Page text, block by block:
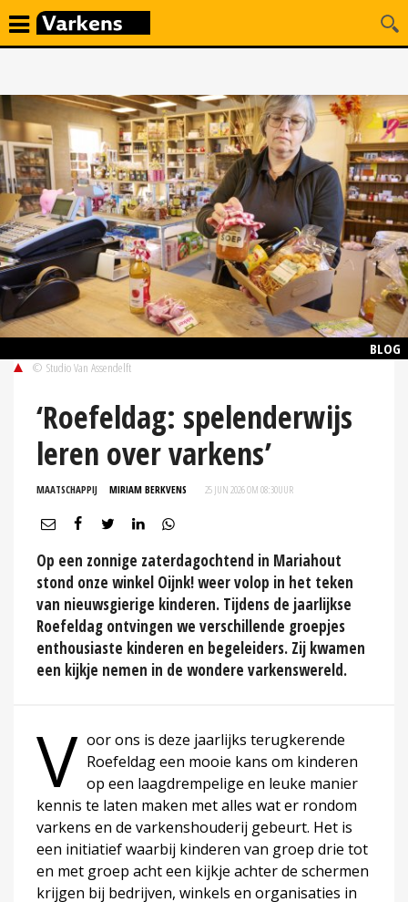
BLOG
© Studio Van Assendelft
‘Roefeldag: spelenderwijs
leren over varkens’
MAATSCHAPPIJ MIRIAM BERKVENS 25 JUN 2026 OM 08:30UUR
Op een zonnige zaterdagochtend in Mariahout
stond onze winkel Oijnk! weer volop in het teken
van nieuwsgierige kinderen. Tijdens de jaarlijkse
Roefeldag ontvingen we verschillende groepjes
enthousiaste kinderen en begeleiders. Zij kwamen
een kijkje nemen in de wondere varkenswereld.
V oor ons is deze jaarlijks terugkerende
Roefeldag een mooie kans om kinderen
op een laagdrempelige en leuke manier
kennis te laten maken met alles wat er rondom
varkens en de varkenshouderij gebeurt. Het is
een initiatief waarbij kinderen van groep drie tot
en met groep acht een kijkje achter de schermen
krijgen bij bedrijven, winkels en organisaties in